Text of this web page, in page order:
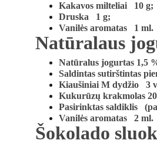
Kakavos milteliai   10 g;
Druska   1 g;
Vanilės aromatas   1 ml.
Natūralaus
Natūralus jogurtas 1,5
Saldintas sutirštintas
Kiaušiniai M dydžio   3
Kukurūzų krakmolas
Pasirinktas saldiklis
Vanilės aromatas   2 ml.
Šokolado